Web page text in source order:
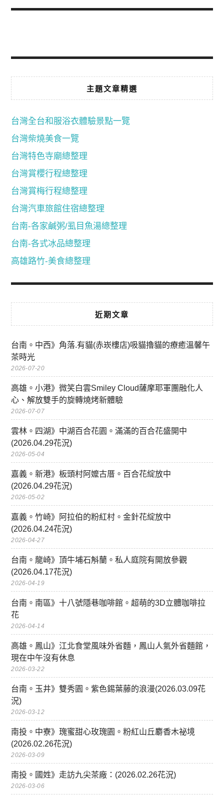
主題文章精選
台灣全台和服浴衣體驗景點一覽
台灣柴燒美食一覽
台灣特色寺廟總整理
台灣賞櫻行程總整理
台灣賞梅行程總整理
台灣汽車旅館住宿總整理
台南-各家鹹粥/虱目魚湯總整理
台南-各式冰品總整理
高雄路竹-美食總整理
近期文章
台南。中西》角落.有貓(赤崁樓店)吸貓擼貓的療癒溫馨午
茶時光
2026-07-20
高雄。小港》微笑白雲Smiley Cloud薩摩耶軍團融化人
心、解放雙手的旋轉燒烤新體驗
2026-07-07
雲林。四湖》中湖百合花園。滿滿的百合花盛開中
(2026.04.29花況)
2026-05-04
嘉義。新港》板頭村阿嬤古厝。百合花綻放中
(2026.04.29花況)
2026-05-02
嘉義。竹崎》阿拉伯的粉紅村。金針花綻放中
(2026.04.24花況)
2026-04-27
台南。龍崎》頂牛埔石斛蘭。私人庭院有開放參觀
(2026.04.17花況)
2026-04-19
台南。南區》十八號隱巷咖啡館。超萌的3D立體咖啡拉
花
2026-04-14
高雄。鳳山》江北食堂風味外省麵，鳳山人氣外省麵館，
現在中午沒有休息
2026-03-22
台南。玉井》雙秀園。紫色錫葉藤的浪漫(2026.03.09花
況)
2026-03-12
南投。中寮》瑰蜜甜心玫瑰園。粉紅山丘麝香木祕境
(2026.02.26花況)
2026-03-09
南投。國姓》走訪九尖茶廠：(2026.02.26花況)
2026-03-06